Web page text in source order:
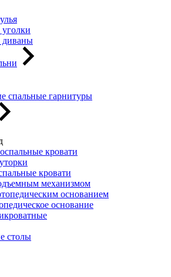
диваны
спальные гарнитуры
кровати
кровати
механизмом
основанием
основание
столы